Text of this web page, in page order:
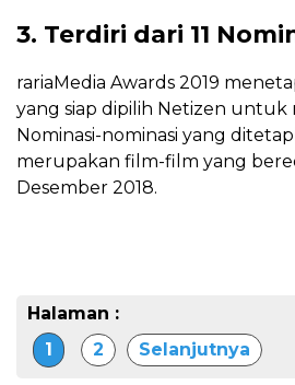
3. Terdiri dari 11
rariaMedia Awards 2019
yang siap dipilih Netizen untuk
Nominasi-nominasi yang
merupakan film-film yang
Desember 2018.
Halaman :
1
2 Selanjutnya